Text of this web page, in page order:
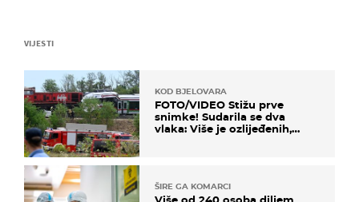
VIJESTI
KOD BJELOVARA
FOTO/VIDEO Stižu prve
snimke! Sudarila se dva
vlaka: Više je ozlijeđenih,
ŠIRE GA KOMARCI